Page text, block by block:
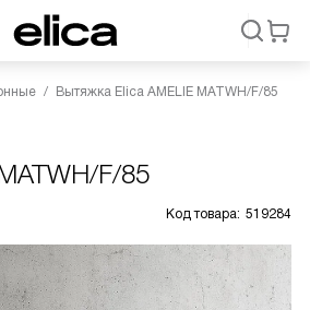
Вытяжка Elica AMELIE MATWH/F/85
F/85
Код товара: 519284